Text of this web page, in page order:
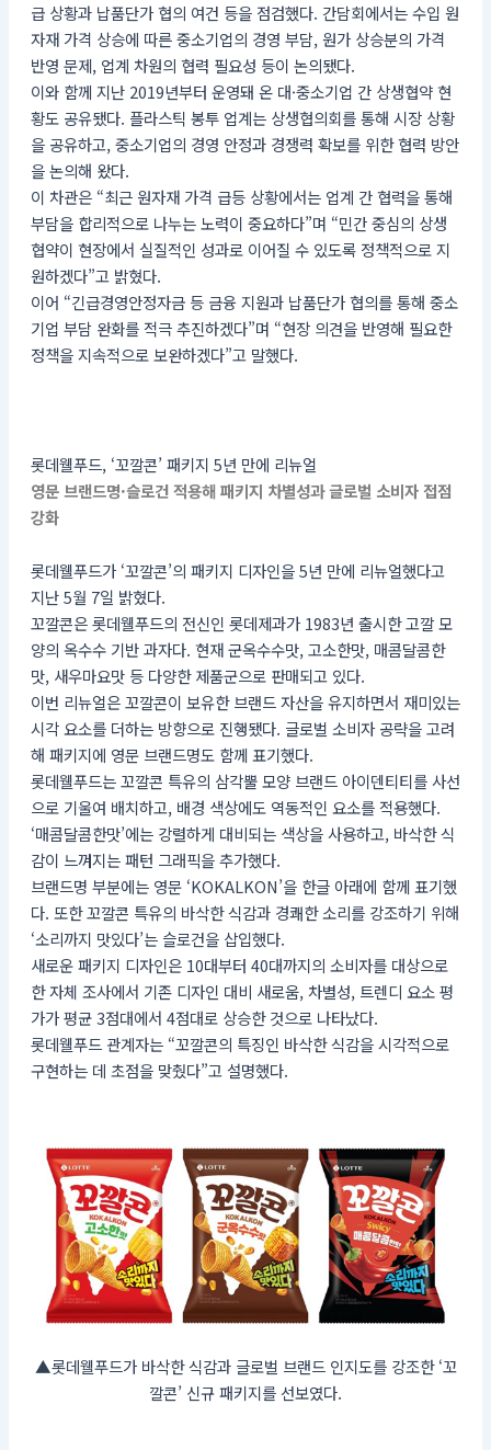
급 상황과 납품단가 협의 여건 등을 점검했다. 간담회에서는 수입 원
자재 가격 상승에 따른 중소기업의 경영 부담, 원가 상승분의 가격
반영 문제, 업계 차원의 협력 필요성 등이 논의됐다.
이와 함께 지난 2019년부터 운영돼 온 대·중소기업 간 상생협약 현
황도 공유됐다. 플라스틱 봉투 업계는 상생협의회를 통해 시장 상황
을 공유하고, 중소기업의 경영 안정과 경쟁력 확보를 위한 협력 방안
을 논의해 왔다.
이 차관은 “최근 원자재 가격 급등 상황에서는 업계 간 협력을 통해
부담을 합리적으로 나누는 노력이 중요하다”며 “민간 중심의 상생
협약이 현장에서 실질적인 성과로 이어질 수 있도록 정책적으로 지
원하겠다”고 밝혔다.
이어 “긴급경영안정자금 등 금융 지원과 납품단가 협의를 통해 중소
기업 부담 완화를 적극 추진하겠다”며 “현장 의견을 반영해 필요한
정책을 지속적으로 보완하겠다”고 말했다.
롯데웰푸드, ‘꼬깔콘’ 패키지 5년 만에 리뉴얼
영문 브랜드명·슬로건 적용해 패키지 차별성과 글로벌 소비자 접점
강화
롯데웰푸드가 ‘꼬깔콘’의 패키지 디자인을 5년 만에 리뉴얼했다고
지난 5월 7일 밝혔다.
꼬깔콘은 롯데웰푸드의 전신인 롯데제과가 1983년 출시한 고깔 모
양의 옥수수 기반 과자다. 현재 군옥수수맛, 고소한맛, 매콤달콤한
맛, 새우마요맛 등 다양한 제품군으로 판매되고 있다.
이번 리뉴얼은 꼬깔콘이 보유한 브랜드 자산을 유지하면서 재미있는
시각 요소를 더하는 방향으로 진행됐다. 글로벌 소비자 공략을 고려
해 패키지에 영문 브랜드명도 함께 표기했다.
롯데웰푸드는 꼬깔콘 특유의 삼각뿔 모양 브랜드 아이덴티티를 사선
으로 기울여 배치하고, 배경 색상에도 역동적인 요소를 적용했다.
‘매콤달콤한맛’에는 강렬하게 대비되는 색상을 사용하고, 바삭한 식
감이 느껴지는 패턴 그래픽을 추가했다.
브랜드명 부분에는 영문 ‘KOKALKON’을 한글 아래에 함께 표기했
다. 또한 꼬깔콘 특유의 바삭한 식감과 경쾌한 소리를 강조하기 위해
‘소리까지 맛있다’는 슬로건을 삽입했다.
새로운 패키지 디자인은 10대부터 40대까지의 소비자를 대상으로
한 자체 조사에서 기존 디자인 대비 새로움, 차별성, 트렌디 요소 평
가가 평균 3점대에서 4점대로 상승한 것으로 나타났다.
롯데웰푸드 관계자는 “꼬깔콘의 특징인 바삭한 식감을 시각적으로
구현하는 데 초점을 맞췄다”고 설명했다.
▲롯데웰푸드가 바삭한 식감과 글로벌 브랜드 인지도를 강조한 ‘꼬
깔콘’ 신규 패키지를 선보였다.